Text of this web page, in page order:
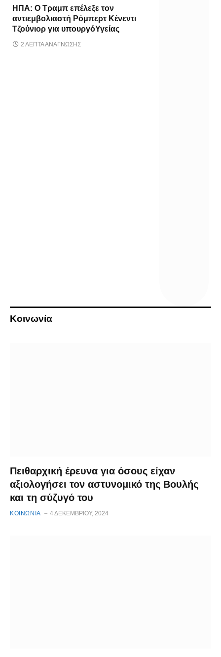
ΗΠΑ: Ο Τραμπ επέλεξε τον
αντιεμβολιαστή Ρόμπερτ Κένεντι
Τζούνιορ για υπουργόΥγείας
2 ΛΕΠΤΆ ΑΝΆΓΝΩΣΗΣ
Κοινωνία
Πειθαρχική έρευνα για όσους είχαν
αξιολογήσει τον αστυνομικό της Βουλής
και τη σύζυγό του
ΚΟΙΝΩΝΙΑ 4 ΔΕΚΕΜΒΡΊΟΥ, 2024